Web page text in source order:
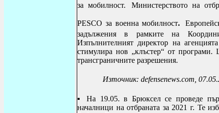
за мобилност.
Министерството на
PESCO за военна мобилност.
задължения в рамките на
Изпълнителният директор на
стимулира нов „клъстер“ от
трансграничните разрешения.
Източник: defensenews.com,
▪ На 19.05. в Брюксел се проведе
началници на отбраната за 2021 г. Те